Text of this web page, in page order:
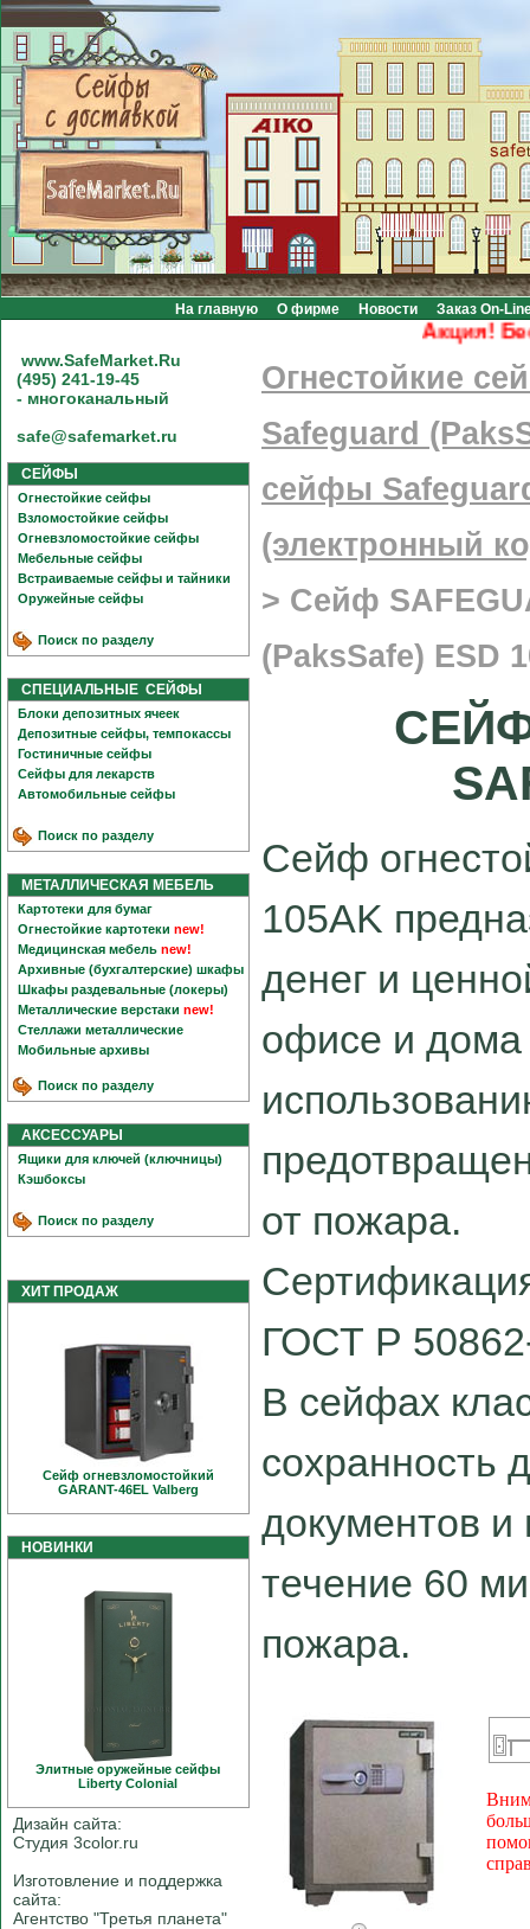
На главную О фирме Новости Заказ On-
Акция!
www.SafeMarket.Ru
(495) 241-19-45
- многоканальный
safe@safemarket.ru
СЕЙФЫ
Огнестойкие сейфы
Взломостойкие сейфы
Огневзломостойкие сейфы
Мебельные сейфы
Встраиваемые сейфы и тайники
Оружейные сейфы
Поиск по разделу
СПЕЦИАЛЬНЫЕ СЕЙФЫ
Блоки депозитных ячеек
Депозитные сейфы, темпокассы
Гостиничные сейфы
Сейфы для лекарств
Автомобильные сейфы
Поиск по разделу
МЕТАЛЛИЧЕСКАЯ МЕБЕЛЬ
Картотеки для бумаг
Огнестойкие картотеки new!
Медицинская мебель new!
Архивные (бухгалтерские) шкафы
Шкафы раздевальные (локеры)
Металлические верстаки new!
Стеллажи металлические
Мобильные архивы
Поиск по разделу
АКСЕССУАРЫ
Ящики для ключей (ключницы)
Кэшбоксы
Поиск по разделу
ХИТ ПРОДАЖ
Сейф огневзломостойкий
GARANT-46EL Valberg
НОВИНКИ
Элитные оружейные сейфы
Liberty Colonial
Дизайн сайта:
Студия 3color.ru
Изготовление и поддержка
сайта:
Агентство "Третья планета"
Огнестойкие
Safeguard
сейфы
(электронный
> Сейф
(PaksSafe) ESD
СЕЙФ
Сейф
105AK
денег и
офисе и дома
от пожара.
ГОСТ Р
В сейфах
сохранность
документов и
течение 60
пожара.